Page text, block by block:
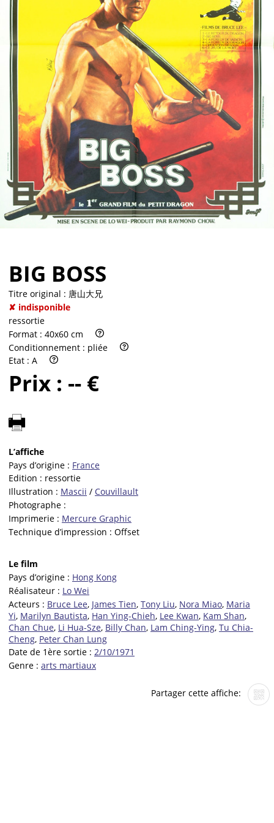
BIG BOSS
Titre original : 唐山大兄
✘ indisponible
ressortie
Format : 40x60 cm
Conditionnement : pliée
Etat : A
Prix : -- €
L’affiche
Pays d’origine : France
Edition : ressortie
Illustration : Mascii / Couvillault
Photographe :
Imprimerie : Mercure Graphic
Technique d’impression : Offset
Le film
Pays d’origine : Hong Kong
Réalisateur : Lo Wei
Acteurs : Bruce Lee, James Tien, Tony Liu, Nora Miao, Maria
Yi, Marilyn Bautista, Han Ying-Chieh, Lee Kwan, Kam Shan,
Chan Chue, Li Hua-Sze, Billy Chan, Lam Ching-Ying, Tu Chia-
Cheng, Peter Chan Lung
Date de 1ère sortie : 2/10/1971
Genre : arts martiaux
Partager cette affiche: